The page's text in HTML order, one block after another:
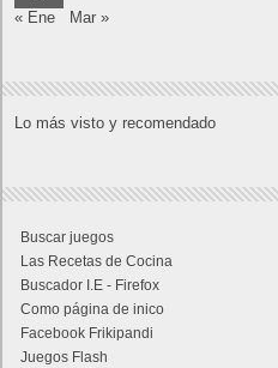
« Ene Mar »
Lo más visto y recomendado
Buscar juegos
Las Recetas de Cocina
Buscador I.E - Firefox
Como página de inico
Facebook Frikipandi
Juegos Flash